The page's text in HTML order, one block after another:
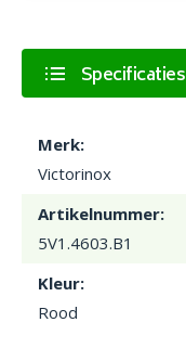
Specificaties
Merk:
Victorinox
Artikelnummer:
5V1.4603.B1
Kleur:
Rood